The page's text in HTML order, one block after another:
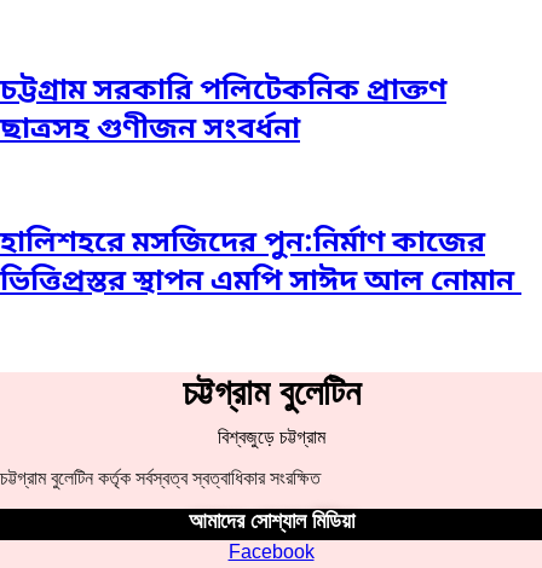
চট্টগ্রাম সরকারি পলিটেকনিক প্রাক্তণ
ছাত্রসহ গুণীজন সংবর্ধনা
হালিশহরে মসজিদের পুন:নির্মাণ কাজের
ভিত্তিপ্রস্তর স্থাপন এমপি সাঈদ আল নোমান ‎
চট্টগ্রাম বুলেটিন
বিশ্বজুড়ে চট্টগ্রাম
চট্টগ্রাম বুলেটিন কর্তৃক সর্বস্বত্ব স্বত্বাধিকার সংরক্ষিত
আমাদের সোশ্যাল মিডিয়া
Facebook